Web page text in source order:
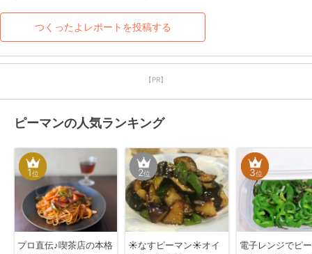
つくったよレポートを投稿する
【PR】
ピーマンの人気ランキング
1位
プロ直伝♪喫茶店の本格
2位
☀なすピーマン☀オイ
3位
電子レンジでピ